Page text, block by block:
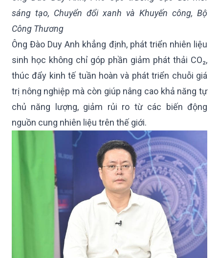
sáng tạo, Chuyển đổi xanh và Khuyến công, Bộ
Công Thương
Ông Đào Duy Anh khẳng định, phát triển nhiên liệu
sinh học không chỉ góp phần giảm phát thải CO₂,
thúc đẩy kinh tế tuần hoàn và phát triển chuỗi giá
trị nông nghiệp mà còn giúp nâng cao khả năng tự
chủ năng lượng, giảm rủi ro từ các biến động
nguồn cung nhiên liệu trên thế giới.